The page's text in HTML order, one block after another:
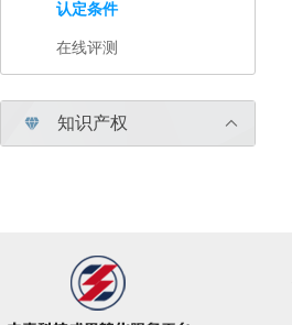
认定条件
在线评测
 知识产权 